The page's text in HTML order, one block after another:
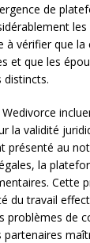
de
à vérifier que la
et que les
distincts.
la validité
présenté au
la
Cette
du travail
problèmes de
partenaires